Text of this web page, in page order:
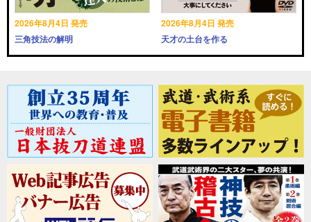
2026年8月4日 発売
三角技法の解明
2026年8月4日 発売
天才の土台を作る